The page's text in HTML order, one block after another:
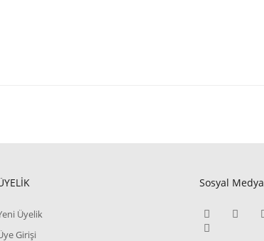
Üyelik
Girişi
Sosyal Medya